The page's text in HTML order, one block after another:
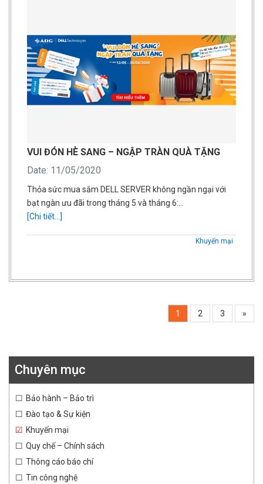
VUI ĐÓN HÈ SANG – NGẬP TRÀN QUÀ TẶNG
Date: 11/05/2020
Thỏa sức mua sắm DELL SERVER không ngần ngại với
bạt ngàn ưu đãi trong tháng 5 và tháng 6:…
[Chi tiết...]
Khuyến mại
1 2 3 »
Chuyên mục
Bảo hành – Bảo trì
Đào tạo & Sự kiện
Khuyến mại
Quy chế – Chính sách
Thông cáo báo chí
Tin công nghệ